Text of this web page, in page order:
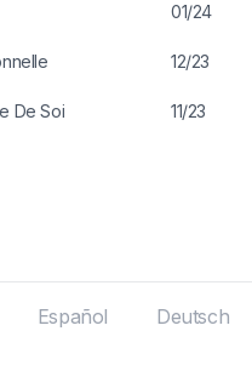
De Soi
01/24
12/23
11/23
Español Deutsch